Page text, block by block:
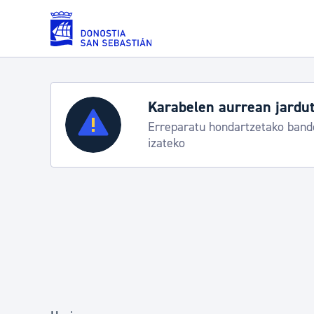
Eduki nagusira joan
Zerbitzuak
Errolda eta gai pertsonalak
Aste Nagusia 2026:
Abuztuak 8-15